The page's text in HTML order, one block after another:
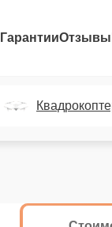
ГарантииОтзывы